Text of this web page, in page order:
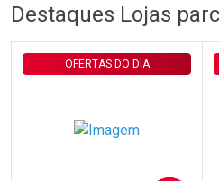
Laboratório
Por Menos
Destaques Lojas
OFERTAS DO DIA